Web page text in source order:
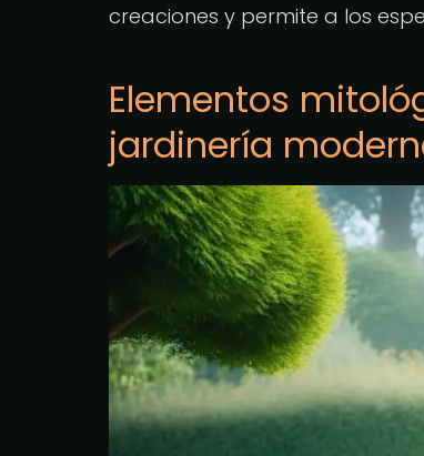
creaciones y permite a los
Elementos
jardinería